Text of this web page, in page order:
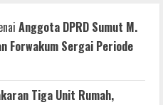
Anggota DPRD Sumut M.
Forwakum Sergai Periode
Tiga Unit Rumah,